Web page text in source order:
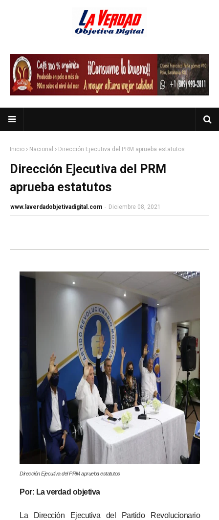
Inicio Nacional Dirección Ejecutiva del PRM aprueba estatutos
Dirección Ejecutiva del PRM
aprueba estatutos
www.laverdadobjetivadigital.com - Diciembre 08, 2021
Dirección Ejecutiva del PRM aprueba estatutos
Por: La verdad objetiva
La Dirección Ejecutiva del Partido Revolucionario